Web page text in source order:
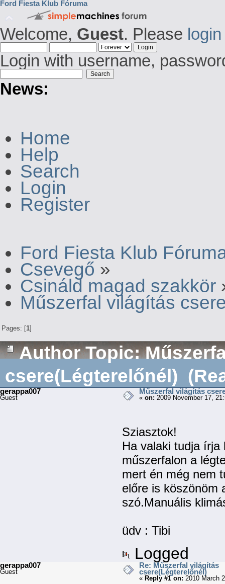
Ford Fiesta Klub Fóruma
Welcome, Guest. Please login
Login with username,
News:
Home
Help
Search
Login
Register
Ford Fiesta Klub
Csevegő »
Csináld magad szakkör
Műszerfal világítás
Pages: [1]
AuthorTopic:
csere(Légterelőnél)
gerappa007
Guest
Műszerfal világítás
« on: 2009 November 17,
Sziasztok!
Ha valaki tudja
műszerfalon a
mert én még nem
előre is köszönöm
szó.Manuális
üdv : Tibi
Logged
gerappa007
Guest
Re: Műszerfal világítás
csere(Légterelőnél)
« Reply #1 on: 2010 March